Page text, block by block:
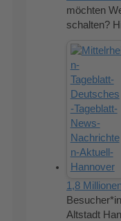
möchten
schalten?
1,8
Altstadt